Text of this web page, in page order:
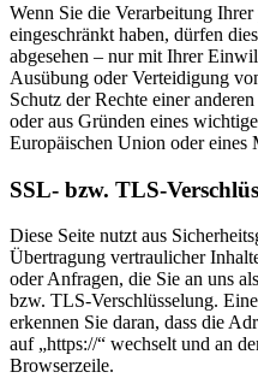
Wenn Sie die Verarbeitung Ihrer
eingeschränkt haben, dürfen
abgesehen – nur mit Ihrer
Ausübung oder Verteidigung
Schutz der Rechte einer
oder aus Gründen eines
Europäischen Union oder eines
SSL- bzw. TLS-
Diese Seite nutzt aus
Übertragung vertraulicher
oder Anfragen, die Sie an uns
bzw. TLS-Verschlüsselung.
erkennen Sie daran, dass die
auf „https://“ wechselt und an
Browserzeile.